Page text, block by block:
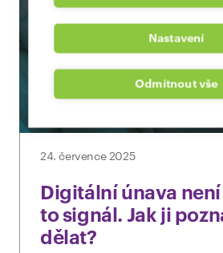
24. července 2025
Digitální únava
to signál. Jak ji
dělat?
Nastavení
Odmítnout vše